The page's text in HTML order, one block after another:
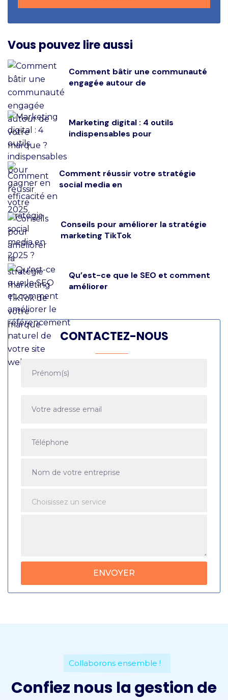
Vous pouvez lire aussi
Comment bâtir une communauté
engagée autour de
Marketing digital : 4 outils
indispensables pour
Comment réussir votre stratégie
social media en
Conseils pour améliorer la stratégie
marketing TikTok
Qu’est-ce que le SEO et comment
améliorer
CONTACTEZ-NOUS
Collaborons ensemble !
Confiez nous la gestion de